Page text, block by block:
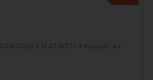
06/2026 à 17:27 (2107 messages sur